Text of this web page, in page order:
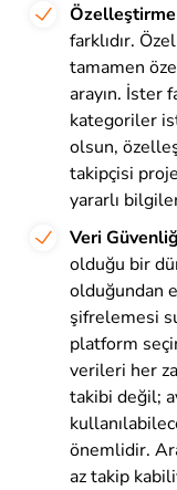
farklıdır.
tamamen
arayın. İster
kategoriler
olsun,
takipçisi
yararlı
Veri
olduğu bir
olduğundan
şifrelemesi
platform
verileri her
takibi değil;
önemlidir.
az takip